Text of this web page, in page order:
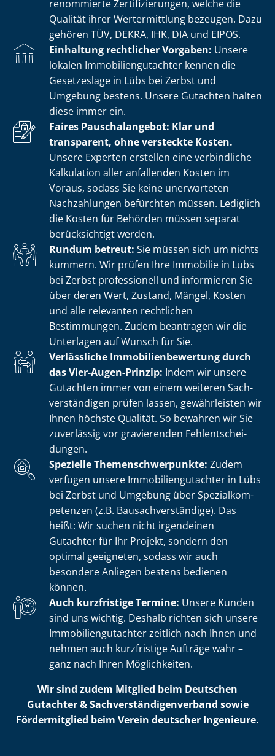
renommierte Zer­ti­fi­zie­run­gen, welche die
Qualität ihrer Wertermittlung bezeugen. Dazu
gehören TÜV, DEKRA, IHK, DIA und EIPOS.
Einhaltung rechtlicher Vorgaben: Unsere
lokalen Im­mo­bi­li­en­gut­ach­ter kennen die
Gesetzeslage in Lübs bei Zerbst und
Umgebung bestens. Unsere Gutachten halten
diese immer ein.
Faires Pauschalangebot: Klar und
transparent, ohne versteckte Kosten.
Unsere Experten erstellen eine verbindliche
Kalkulation aller anfallenden Kosten im
Voraus, sodass Sie keine unerwarteten
Nachzahlungen befürchten müssen. Lediglich
die Kosten für Behörden müssen separat
berücksichtigt werden.
Rundum betreut: Sie müssen sich um nichts
kümmern. Wir prüfen Ihre Immobilie in Lübs
bei Zerbst professionell und informieren Sie
über deren Wert, Zustand, Mängel, Kosten
und alle relevanten rechtlichen
Bestimmungen. Zudem beantragen wir die
Unterlagen auf Wunsch für Sie.
Verlässliche Im­mo­bi­li­en­be­wer­tung durch
das Vier-Augen-Prinzip: Indem wir unsere
Gutachten immer von einem weiteren Sach­
ver­stän­di­gen prüfen lassen, gewährleisten wir
Ihnen höchste Qualität. So bewahren wir Sie
zuverlässig vor gravierenden Fehl­ent­schei­
dun­gen.
Spezielle The­men­schwer­punk­te: Zudem
verfügen unsere Im­mo­bi­li­en­gut­ach­ter in Lübs
bei Zerbst und Umgebung über Spe­zi­al­kom­
pe­ten­zen (z.B. Bau­sach­ver­stän­di­ge). Das
heißt: Wir suchen nicht irgendeinen
Gutachter für Ihr Projekt, sondern den
optimal geeigneten, sodass wir auch
besondere Anliegen bestens bedienen
können.
Auch kurzfristige Termine: Unsere Kunden
sind uns wichtig. Deshalb richten sich unsere
Im­mo­bi­li­en­gut­ach­ter zeitlich nach Ihnen und
nehmen auch kurzfristige Aufträge wahr –
ganz nach Ihren Möglichkeiten.
Wir sind zudem Mitglied beim Deutschen
Gutachter & Sach­ver­stän­di­gen­ver­band sowie
Fördermitglied beim Verein deutscher Ingenieure.